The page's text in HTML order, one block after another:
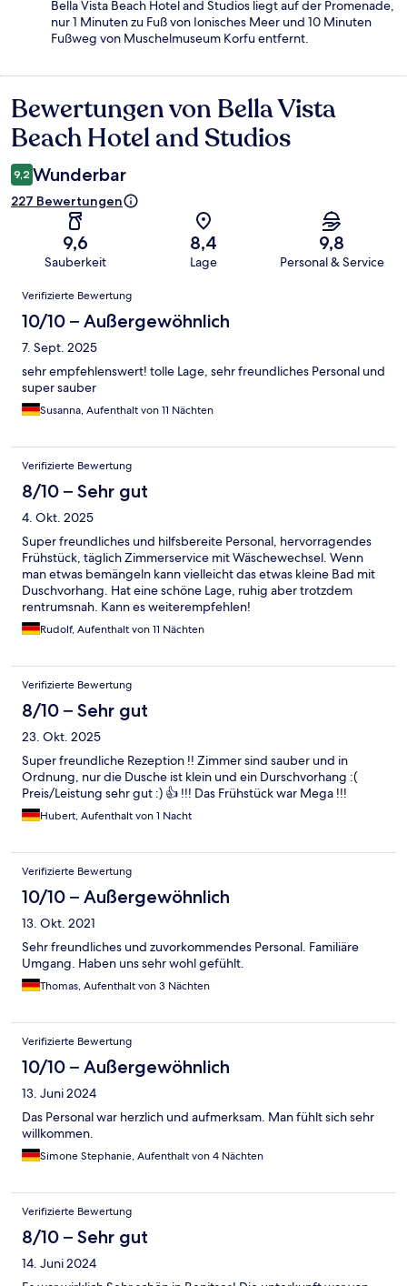
Bella Vista Beach Hotel and Studios liegt auf der Promenade,
nur 1 Minuten zu Fuß von Ionisches Meer und 10 Minuten
Fußweg von Muschelmuseum Korfu entfernt.
Bewertungen
Bewertungen von Bella Vista
Beach Hotel and Studios
9,2 Wunderbar
227 Bewertungen
9,6
Sauberkeit
8,4
Lage
9,8
Personal & Service
Bewertungen
Verifizierte Bewertung
10/10 – Außergewöhnlich
7. Sept. 2025
sehr empfehlenswert! tolle Lage, sehr freundliches Personal und
super sauber
Susanna, Aufenthalt von 11 Nächten
Verifizierte Bewertung
8/10 – Sehr gut
4. Okt. 2025
Super freundliches und hilfsbereite Personal, hervorragendes
Frühstück, täglich Zimmerservice mit Wäschewechsel. Wenn
man etwas bemängeln kann vielleicht das etwas kleine Bad mit
Duschvorhang. Hat eine schöne Lage, ruhig aber trotzdem
rentrumsnah. Kann es weiterempfehlen!
Rudolf, Aufenthalt von 11 Nächten
Verifizierte Bewertung
8/10 – Sehr gut
23. Okt. 2025
Super freundliche Rezeption !! Zimmer sind sauber und in
Ordnung, nur die Dusche ist klein und ein Durschvorhang :(
Preis/Leistung sehr gut :) 👍 !!! Das Frühstück war Mega !!!
Hubert, Aufenthalt von 1 Nacht
Verifizierte Bewertung
10/10 – Außergewöhnlich
13. Okt. 2021
Sehr freundliches und zuvorkommendes Personal. Familiäre
Umgang. Haben uns sehr wohl gefühlt.
Thomas, Aufenthalt von 3 Nächten
Verifizierte Bewertung
10/10 – Außergewöhnlich
13. Juni 2024
Das Personal war herzlich und aufmerksam. Man fühlt sich sehr
willkommen.
Simone Stephanie, Aufenthalt von 4 Nächten
Verifizierte Bewertung
8/10 – Sehr gut
14. Juni 2024